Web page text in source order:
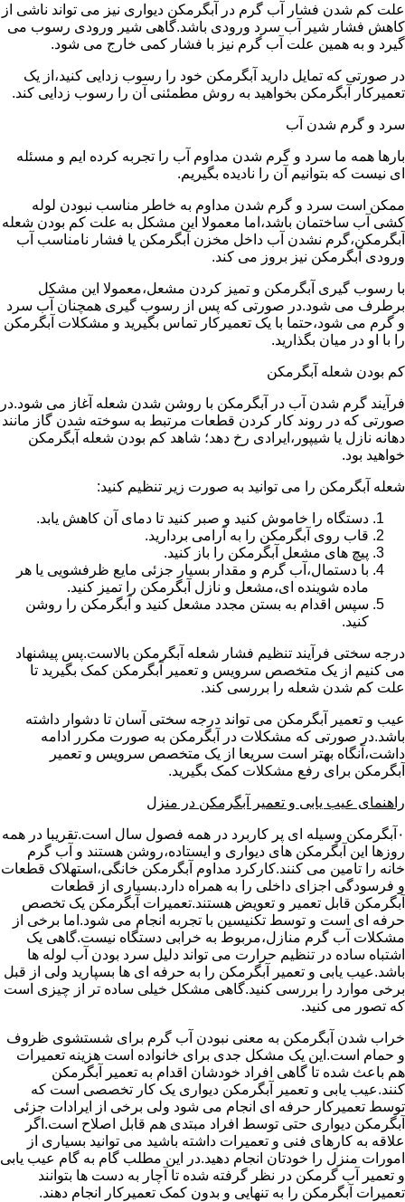
علت کم شدن فشار آب گرم در آبگرمکن دیواری نیز می تواند ناشی از
کاهش فشار شیر آب سرد ورودی باشد.گاهی شیر ورودی رسوب می
گیرد و به همین علت آب گرم نیز با فشار کمی خارج می شود.
در صورتی که تمایل دارید آبگرمکن خود را رسوب زدایی کنید،از یک
تعمیرکار آبگرمکن بخواهید به روش مطمئنی آن را رسوب زدایی کند.
سرد و گرم شدن آب
بارها همه ما سرد و گرم شدن مداوم آب را تجربه کرده ایم و مسئله
ای نیست که بتوانیم آن را نادیده بگیریم.
ممکن است سرد و گرم شدن مداوم به خاطر مناسب نبودن لوله
کشی آب ساختمان باشد،اما معمولا این مشکل به علت کم بودن شعله
آبگرمکن،گرم نشدن آب داخل مخزن آبگرمکن یا فشار نامناسب آب
ورودی آبگرمکن نیز بروز می کند.
با رسوب گیری آبگرمکن و تمیز کردن مشعل،معمولا این مشکل
برطرف می شود.در صورتی که پس از رسوب گیری همچنان آب سرد
و گرم می شود،حتما با یک تعمیرکار تماس بگیرید و مشکلات آبگرمکن
را با او در میان بگذارید.
کم بودن شعله آبگرمکن
فرآیند گرم شدن آب در آبگرمکن با روشن شدن شعله آغاز می شود.در
صورتی که در روند کار کردن قطعات مرتبط به سوخته شدن گاز مانند
دهانه نازل یا شیپور،ایرادی رخ دهد؛ شاهد کم بودن شعله آبگرمکن
خواهید بود.
شعله آبگرمکن را می توانید به صورت زیر تنظیم کنید:
دستگاه را خاموش کنید و صبر کنید تا دمای آن کاهش یابد.
قاب روی آبگرمکن را به آرامی بردارید.
پیچ های مشعل آبگرمکن را باز کنید.
با دستمال،آب گرم و مقدار بسیار جزئی مایع ظرفشویی یا هر
ماده شوینده ای،مشعل و نازل آبگرمکن را تمیز کنید.
سپس اقدام به بستن مجدد مشعل کنید و آبگرمکن را روشن
کنید.
درجه سختی فرآیند تنظیم فشار شعله آبگرمکن بالاست.پس پیشنهاد
می کنیم از یک متخصص سرویس و تعمیر آبگرمکن کمک بگیرید تا
علت کم شدن شعله را بررسی کند.
عیب و تعمیر آبگرمکن می تواند درجه سختی آسان تا دشوار داشته
باشد.در صورتی که مشکلات در آبگرمکن به صورت مکرر ادامه
داشت،آنگاه بهتر است سریعا از یک متخصص سرویس و تعمیر
آبگرمکن برای رفع مشکلات کمک بگیرید.
راهنمای عیب یابی و تعمیر آبگرمکن در منزل
۰آبگرمکن وسیله ای پر کاربرد در همه فصول سال است.تقریبا در همه
روزها این آبگرمکن های دیواری و ایستاده،روشن هستند و آب گرم
خانه را تامین می کنند.کارکرد مداوم آبگرمکن خانگی،استهلاک قطعات
و فرسودگی اجزای داخلی را به همراه دارد.بسیاری از قطعات
آبگرمکن قابل تعمیر و تعویض هستند.تعمیرات آبگرمکن یک تخصص
حرفه ای است و توسط تکنیسین با تجربه انجام می شود.اما برخی از
مشکلات آب گرم منازل،مربوط به خرابی دستگاه نیست.گاهی یک
اشتباه ساده در تنظیم حرارت می تواند دلیل سرد بودن آب لوله ها
باشد.عیب یابی و تعمیر آبگرمکن را به حرفه ای ها بسپارید ولی از قبل
برخی موارد را بررسی کنید.گاهی مشکل خیلی ساده تر از چیزی است
که تصور می کنید.
خراب شدن آبگرمکن به معنی نبودن آب گرم برای شستشوی ظروف
و حمام است.این یک مشکل جدی برای خانواده است هزینه تعمیرات
هم باعث شده تا گاهی افراد خودشان اقدام به تعمیر آبگرمکن
کنند.عیب یابی و تعمیر آبگرمکن دیواری یک کار تخصصی است که
توسط تعمیرکار حرفه ای انجام می شود ولی برخی از ایرادات جزئی
آبگرمکن دیواری حتی توسط افراد مبتدی هم قابل اصلاح است.اگر
علاقه به کارهای فنی و تعمیرات داشته باشید می توانید بسیاری از
امورات منزل را خودتان انجام دهید.در این مطلب گام به گام عیب یابی
و تعمیر آب گرمکن در نظر گرفته شده تا آچار به دست ها بتوانند
تعمیرات آبگرمکن را به تنهایی و بدون کمک تعمیرکار انجام دهند.